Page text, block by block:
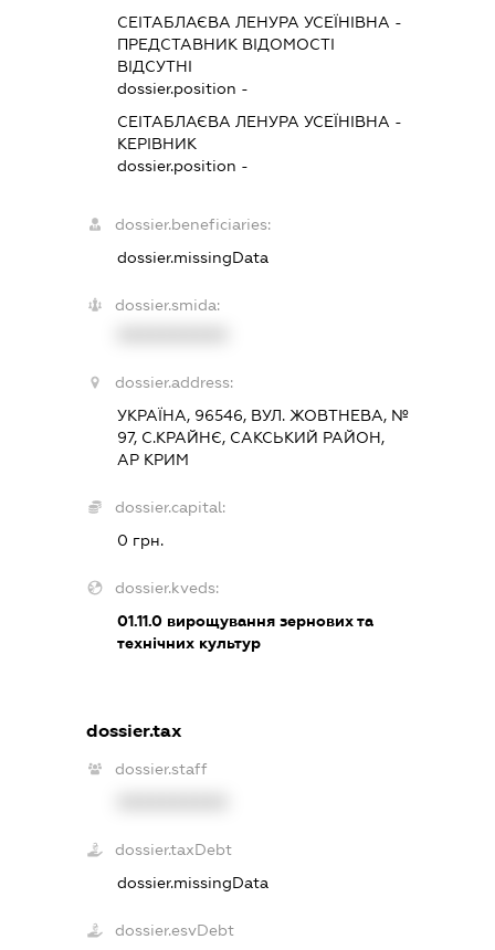
СЕІТАБЛАЄВА ЛЕНУРА УСЕЇНІВНА -
ПРЕДСТАВНИКВІДОМОСТІ
ВІДСУТНІ
dossier.position -
СЕІТАБЛАЄВА ЛЕНУРА УСЕЇНІВНА -
КЕРІВНИК
dossier.position -
dossier.beneficiaries:
dossier.missingData
dossier.smida:
dossier.address:
УКРАЇНА, 96546, ВУЛ. ЖОВТНЕВА, №
97, С.КРАЙНЄ, САКСЬКИЙ РАЙОН,
АР КРИМ
dossier.capital:
0 грн.
dossier.kveds:
01.11.0вирощування зернових та
технічних культур
dossier.tax
dossier.staff
dossier.taxDebt
dossier.missingData
dossier.esvDebt